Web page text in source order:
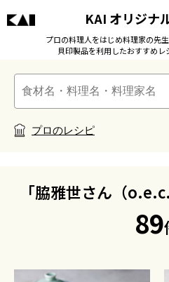
KAI オリジナ
プロの料理人をはじめ料理家の先
貝印製品を利用したおすすめレ
プロのレシピ
「脇雅世さん（
89